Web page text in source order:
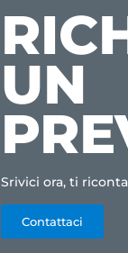
UN
Srivici ora, ti
Contattaci